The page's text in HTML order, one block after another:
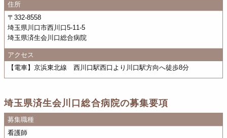
住所
〒332-8558
埼玉県川口市西川口5-11-5
埼玉県済生会川口総合病院
アクセス
【電車】京浜東北線 西川口駅西口より川口駅方向へ徒歩8分
埼玉県済生会川口総合病院の募集要項
募集職種
看護師